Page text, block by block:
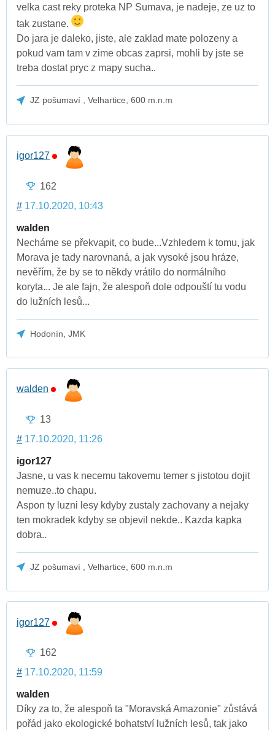
velka cast reky proteka NP Sumava, je nadeje, ze uz to
tak zustane.
Do jara je daleko, jiste, ale zaklad mate polozeny a
pokud vam tam v zime obcas zaprsi, mohli by jste se
treba dostat pryc z mapy sucha..
JZ pošumaví , Velhartice, 600 m.n.m
igor127
162
# 17.10.2020, 10:43
walden
Necháme se překvapit, co bude...Vzhledem k tomu, jak
Morava je tady narovnaná, a jak vysoké jsou hráze,
nevěřím, že by se to někdy vrátilo do normálního
koryta... Je ale fajn, že alespoň dole odpouští tu vodu
do lužních lesů...
Hodonín, JMK
walden
13
# 17.10.2020, 11:26
igor127
Jasne, u vas k necemu takovemu temer s jistotou dojit
nemuze..to chapu.
Aspon ty luzni lesy kdyby zustaly zachovany a nejaky
ten mokradek kdyby se objevil nekde.. Kazda kapka
dobra..
JZ pošumaví , Velhartice, 600 m.n.m
igor127
162
# 17.10.2020, 11:59
walden
Díky za to, že alespoň ta "Moravská Amazonie" zůstává
pořád jako ekologické bohatství lužních lesů, tak jako